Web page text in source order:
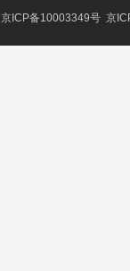
京ICP备10003349号 京